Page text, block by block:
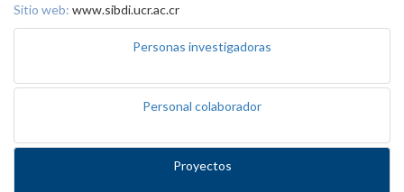
Sitio web: www.sibdi.ucr.ac.cr
Personas investigadoras
Personal colaborador
Proyectos